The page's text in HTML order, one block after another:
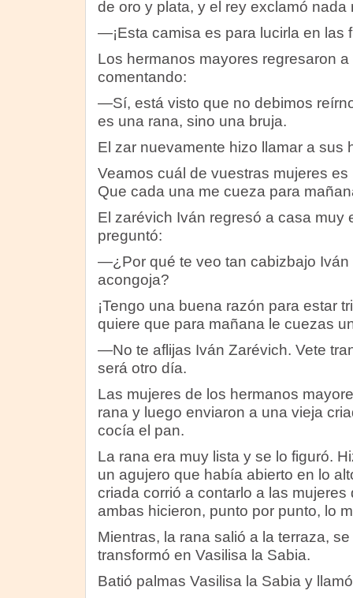
de oro y plata, y el rey exclamó nada
—¡Esta camisa es para lucirla en las
Los hermanos mayores regresaron
comentando:
—Sí, está visto que no debimos
es una rana, sino una bruja.
El zar nuevamente hizo llamar a sus
Veamos cuál de vuestras mujeres
Que cada una me cueza para
El zarévich Iván regresó a casa muy
preguntó:
—¿Por qué te veo tan cabizbajo
acongoja?
¡Tengo una buena razón para estar
quiere que para mañana le cuezas
—No te aflijas Iván Zarévich. Vete
será otro día.
Las mujeres de los hermanos
rana y luego enviaron a una vieja
cocía el pan.
La rana era muy lista y se lo figuró.
un agujero que había abierto en lo
criada corrió a contarlo a las mujeres
ambas hicieron, punto por punto, lo
Mientras, la rana salió a la terraza,
transformó en Vasilisa la Sabia.
Batió palmas Vasilisa la Sabia y